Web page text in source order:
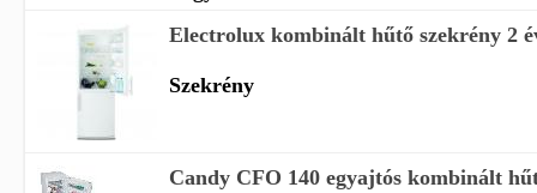
Electrolux kombinált hűtő szekrény 2
Szekrény
Candy CFO 140 egyajtós kombinált